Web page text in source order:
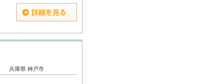
兵庫県 神戸市